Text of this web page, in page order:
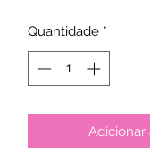
Quantidade *
Adicionar